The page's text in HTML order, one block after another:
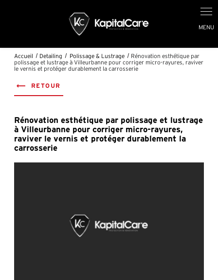
Accueil Detailing Polissage & Lustrage
Rénovation esthétique par
polissage et lustrage à Villeurbanne pour corriger micro-rayures, raviver
le vernis et protéger durablement la carrosserie
RETOUR
Rénovation esthétique par polissage et lustrage
à Villeurbanne pour corriger micro-rayures,
raviver le vernis et protéger durablement la
carrosserie